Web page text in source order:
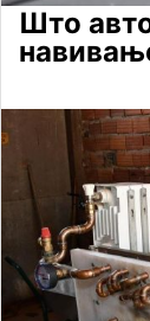
Што